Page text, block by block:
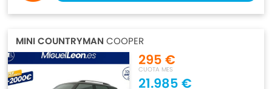
MINI COUNTRYMAN COOPER
295 €
CUOTA MES
21.985 €